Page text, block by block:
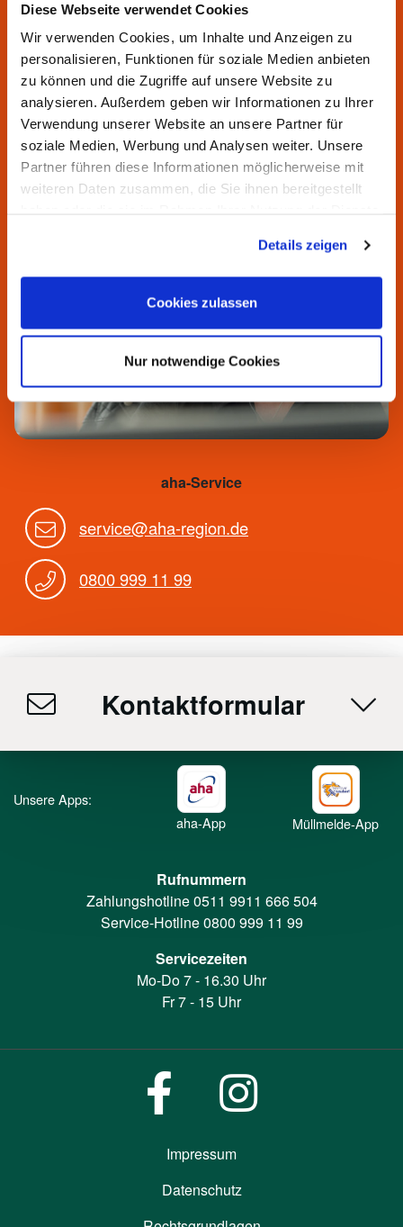
Diese Webseite verwendet Cookies
Wir verwenden Cookies, um Inhalte und Anzeigen zu
personalisieren, Funktionen für soziale Medien anbieten
zu können und die Zugriffe auf unsere Website zu
analysieren. Außerdem geben wir Informationen zu Ihrer
Verwendung unserer Website an unsere Partner für
soziale Medien, Werbung und Analysen weiter. Unsere
Partner führen diese Informationen möglicherweise mit
weiteren Daten zusammen, die Sie ihnen bereitgestellt
Details zeigen
Cookies zulassen
Nur notwendige Cookies
Sie haben Fragen? Wir helfen
Ihnen gern.
Unsere Servicezeiten:
Montag bis Donnerstag von 7:00 bis 16:30 Uhr
Freitag von 7:00 bis 15:00 Uhr
aha-Service
service@aha-region.de
0800 999 11 99
Kontaktformular
Unsere Apps:
aha-App
Müllmelde-App
Rufnummern
Zahlungshotline0511 9911 666 504
Service-Hotline0800 999 11 99
Servicezeiten
Mo-Do 7 - 16.30 Uhr
Fr 7 - 15 Uhr
Impressum
Datenschutz